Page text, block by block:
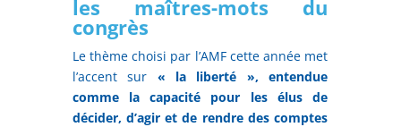
les maîtres-mots du
congrès
Le thème choisi par l’AMF cette année met
l’accent sur « la liberté », entendue
comme la capacité pour les élus de
décider, d’agir et de rendre des comptes